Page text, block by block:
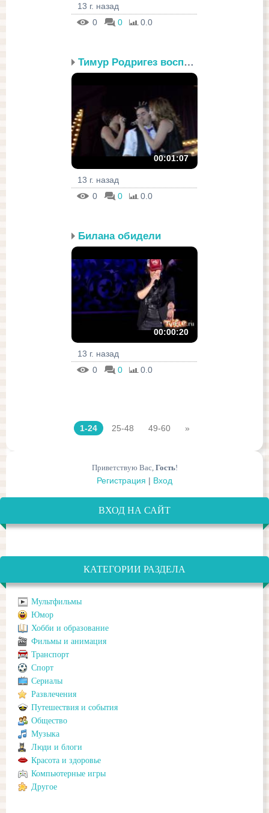
13 г. назад
0
0 0.0
Тимур Родригез воспольз...
00:01:07
13 г. назад
0
0 0.0
Билана обидели
00:00:20
13 г. назад
0
0 0.0
1-24 25-48 49-60 »
Приветствую Вас, Гость!
Регистрация | Вход
ВХОД НА САЙТ
КАТЕГОРИИ РАЗДЕЛА
Мультфильмы
Юмор
Хобби и образование
Фильмы и анимация
Транспорт
Спорт
Сериалы
Развлечения
Путешествия и события
Общество
Музыка
Люди и блоги
Красота и здоровье
Компьютерные игры
Другое